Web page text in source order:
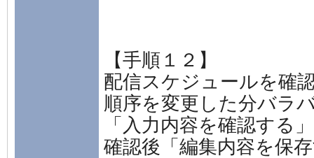
【手順１２】
配信スケジュールを確
順序を変更した分バラ
「入力内容を確認する
確認後「編集内容を保